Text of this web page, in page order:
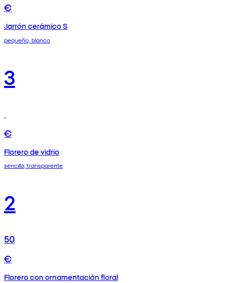
€
Jarrón cerámico S
pequeño, blanco
3
€
Florero de vidrio
sencillo, transparente
2
50
€
Florero con ornamentación floral